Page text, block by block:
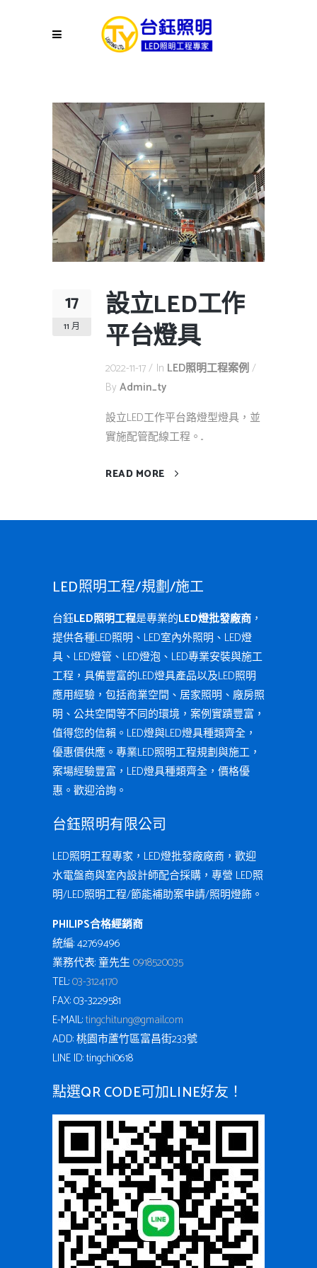
17
11 月
設立LED工作
平台燈具
2022-11-17 In LED照明工程案例
By Admin_ty
設立LED工作平台路燈型燈具，並
實施配管配線工程。...
READ MORE
LED照明工程/規劃/施工
台鈺LED照明工程是專業的LED燈批發廠商 ，
提供各種LED照明、LED室內外照明、LED燈
具、LED燈管、LED燈泡、LED專業安裝與施工
工程，具備豐富的LED燈具產品以及LED照明
應用經驗，包括商業空間、居家照明、廠房照
明、公共空間等不同的環境，案例實蹟豐富，
值得您的信賴。LED燈與LED燈具種類齊全，
優惠價供應。專業LED照明工程規劃與施工，
案場經驗豐富，LED燈具種類齊全，價格優
惠。歡迎洽詢。
台鈺照明有限公司
LED照明工程專家，LED燈批發廠廠商，歡迎
水電盤商與室內設計師配合採購，專營 LED照
明/LED照明工程/節能補助案申請/照明燈飾。
PHILIPS合格經銷商
統編: 42769496
業務代表: 童先生0918520035
TEL:03-3124170
FAX: 03-3229581
E-MAIL:tingchi.tung@gmail.com
ADD: 桃園市蘆竹區富昌街233號
LINE ID: tingchi0618
點選QR CODE可加LINE好友！